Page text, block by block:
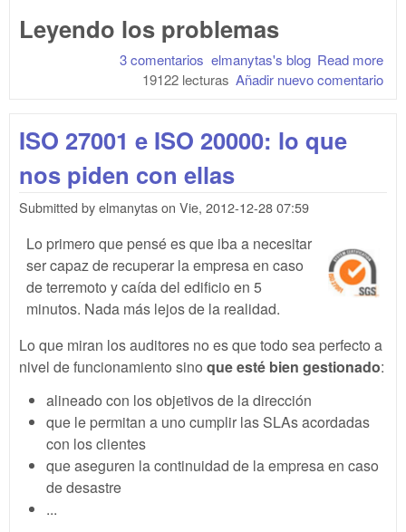
Leyendo los problemas
Read more
elmanytas's blog
3 comentarios
Añadir nuevo comentario
19122 lecturas
ISO 27001 e ISO 20000: lo que
nos piden con ellas
Submitted byelmanytason Vie, 2012-12-28 07:59
Lo primero que pensé es que iba a necesitar
ser capaz de recuperar la empresa en caso
de terremoto y caída del edificio en 5
minutos. Nada más lejos de la realidad.
Lo que miran los auditores no es que todo sea perfecto a
nivel de funcionamiento sino que esté bien gestionado:
alineado con los objetivos de la dirección
que le permitan a uno cumplir las SLAs acordadas
con los clientes
que aseguren la continuidad de la empresa en caso
de desastre
...